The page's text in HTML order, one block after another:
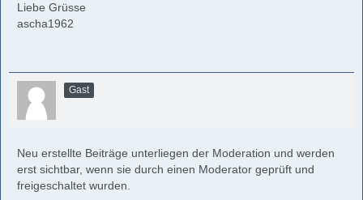
Liebe Grüsse
ascha1962
Gast
Neu erstellte Beiträge unterliegen der Moderation und werden
erst sichtbar, wenn sie durch einen Moderator geprüft und
freigeschaltet wurden.